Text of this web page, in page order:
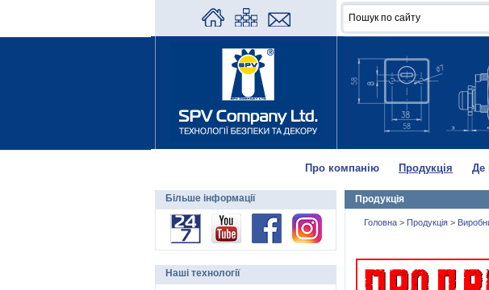
Про компанію Продукція Де
Продукція
Головна > Продукція >
Більше інформації
Наші технології